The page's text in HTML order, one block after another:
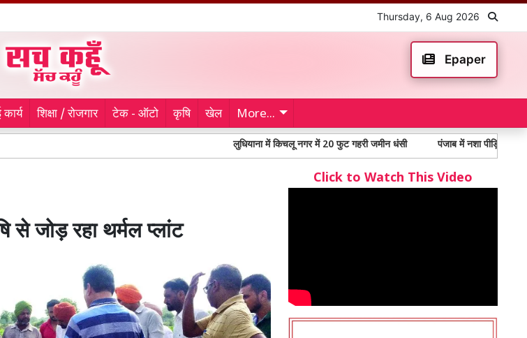
Thursday, 6 Aug 2026
Epaper
शिक्षा / रोजगार टेक - ऑटो कृषि खेल More...
लुधियाना में किचलू नगर में 20 फुट गहरी जमीन धंसी पंजाब में नशा पीड़ितों में 65% से अधिक
से जोड़ रहा थर्मल प्लांट
Click to Watch This Video